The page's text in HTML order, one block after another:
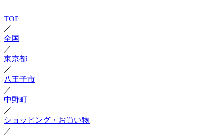
TOP
／
全国
／
東京都
／
八王子市
／
中野町
／
ショッピング・お買い物
／